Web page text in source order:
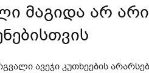
მაგიდა არ
ავეჯი კუთხეების